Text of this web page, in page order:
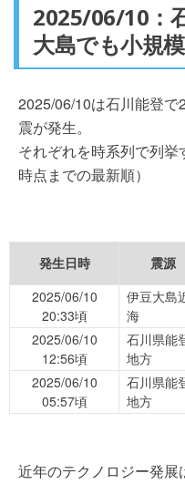
2025/06/10：
大島でも小規
2025/06/10は石川能登
震が発生。
それぞれを時系列で列
時点までの最新順）
発生日時 震源
2025/06/10
20:33頃
伊豆大島
海
2025/06/10
12:56頃
石川県能
地方
2025/06/10
05:57頃
石川県能
地方
近年のテクノロジー発